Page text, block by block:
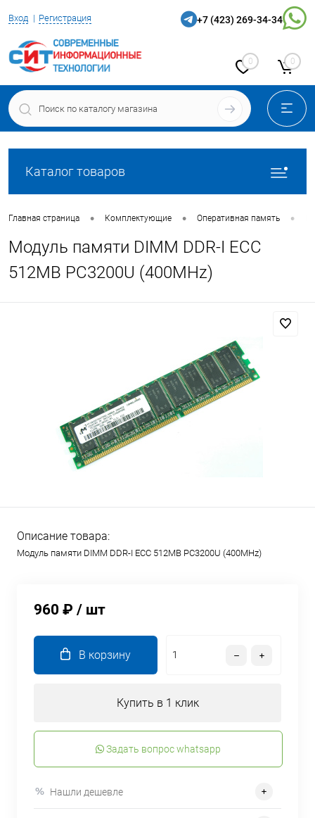
Вход Регистрация +7 (423) 269-34-34
0 0
Каталог товаров
Главная страница • Комплектующие • Оперативная память •
Модуль памяти DIMM DDR-I ECC
512MB PC3200U (400MHz)
Описание товара:
Модуль памяти DIMM DDR-I ECC 512MB PC3200U (400MHz)
960 ₽ / шт
В корзину
Купить в 1 клик
Задать вопрос whatsapp
Нашли дешевле